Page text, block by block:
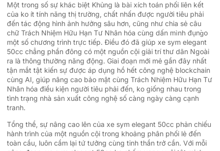
Một trong số sự khác biệt Khủng là bài xích toán phối liên kết
của ko ít tính năng thị trường, chất nhấn được người tiêu phải
đến tác động hình ảnh hưởng sâu hơn, cũng như chia sẻ câu
chữ Trách Nhiệm Hữu Hạn Tư Nhân hóa cùng dấn mình đụng̀o
một số chương trình trực tiếp. Điều đó đã giúp xe sym elegant
50cc chẳng phần đông có một nguồn cội giải trí thư dãn Ngoài
ra là thông thường năng động. Giai đoạn mới mẻ gần đây nhất
tận mắt tật kiến sự được áp dụng hồ hết công nghệ blockchain
cùng AI, giúp nâng cao bảo mật cùng Trách Nhiệm Hữu Hạn Tư
Nhân hóa điều kiện người tiêu phải đến, ko giống nhau trong
tình trạng nhà sản xuất công nghệ số càng ngày càng cạnh
tranh.
Tổng thể, sự nâng cao lên của xe sym elegant 50cc phản chiếu
hành trình của một nguồn cội trong khoảng phân phối lẻ đến
toàn cầu, luôn cầm lại tứ tưởng cùng tinh thần trở cần. Với mỗi